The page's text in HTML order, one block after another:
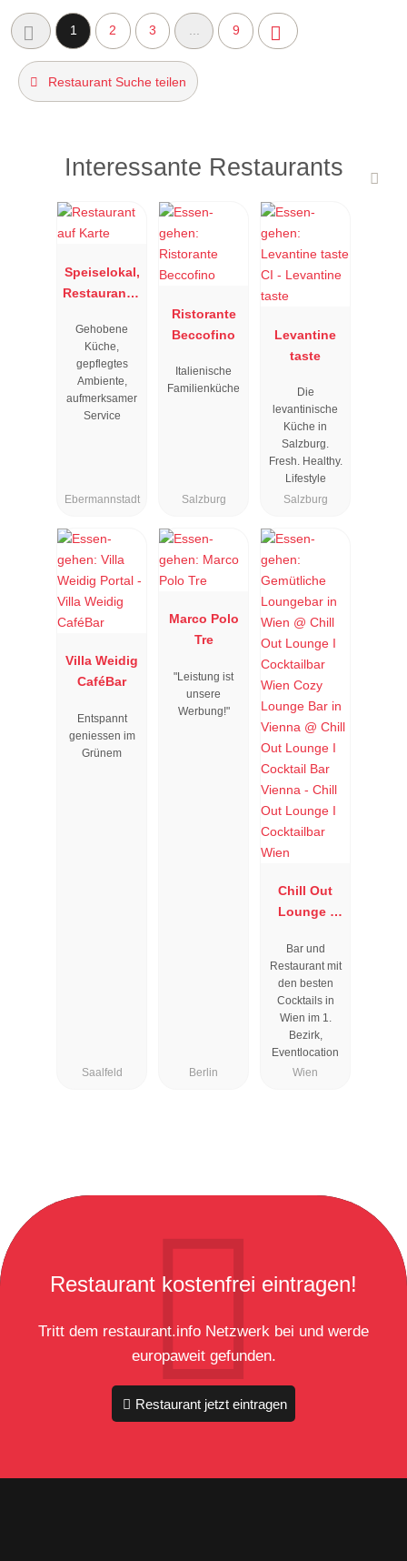
1 2 3 ... 9
Restaurant Suche teilen
Interessante Restaurants
Speiselokal,
Restaurant "
"
Gehobene
Küche,
gepflegtes
Ambiente,
aufmerksamer
Service
Ebermannstadt
Ristorante
Beccofino
Italienische
Familienküche
Salzburg
Levantine
taste
Die
levantinische
Küche in
Salzburg.
Fresh. Healthy.
Lifestyle
Salzburg
Villa Weidig
CaféBar
Entspannt
geniessen im
Grünem
Saalfeld
Marco Polo
Tre
"Leistung ist
unsere
Werbung!"
Berlin
Chill Out
Lounge I
Wien
Bar und
Restaurant mit
den besten
Cocktails in
Wien im 1.
Bezirk,
Eventlocation
Wien
Restaurant kostenfrei eintragen!
Tritt dem restaurant.info Netzwerk bei und werde
europaweit gefunden.
Restaurant jetzt eintragen